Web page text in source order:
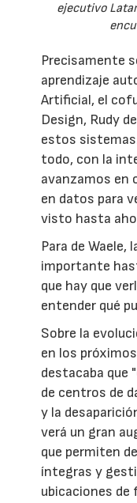
ejecutivo
Precisamente
aprendizaje
Artificial, el
Design, Rudy
estos
todo, con la
avanzamos en
en datos para
visto hasta
Para de Waele,
importante
que hay que
entender qué
Sobre la
en los
destacaba que
de centros de
y la
verá un gran
que permiten
íntegras y
ubicaciones de